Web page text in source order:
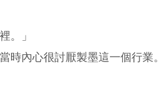
。」
時內心很討厭製墨這一個行業。